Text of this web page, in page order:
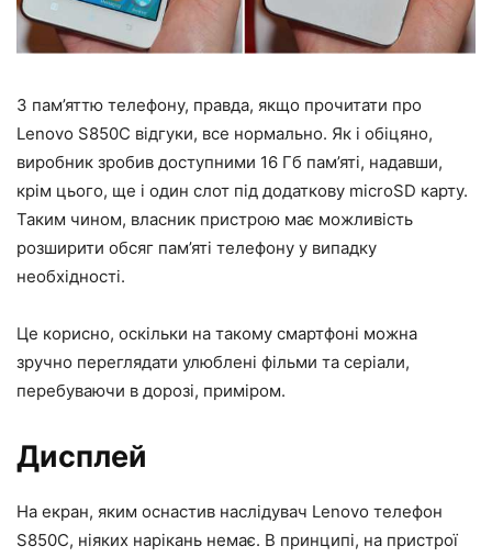
З пам’яттю телефону, правда, якщо прочитати про
Lenovo S850C відгуки, все нормально. Як і обіцяно,
виробник зробив доступними 16 Гб пам’яті, надавши,
крім цього, ще і один слот під додаткову microSD карту.
Таким чином, власник пристрою має можливість
розширити обсяг пам’яті телефону у випадку
необхідності.
Це корисно, оскільки на такому смартфоні можна
зручно переглядати улюблені фільми та серіали,
перебуваючи в дорозі, приміром.
Дисплей
На екран, яким оснастив наслідувач Lenovo телефон
S850C, ніяких нарікань немає. В принципі, на пристрої